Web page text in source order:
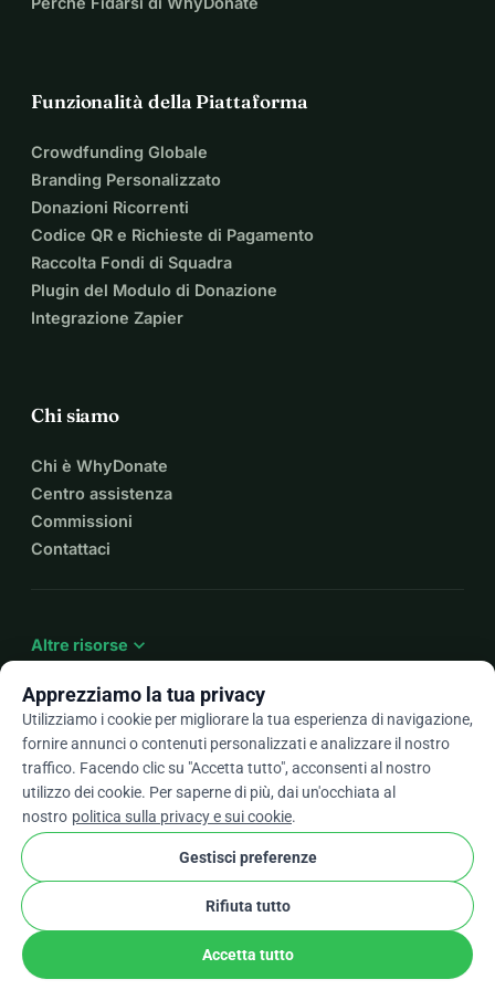
Funzionalità della Piattaforma
Crowdfunding Globale
Branding Personalizzato
Donazioni Ricorrenti
Codice QR e Richieste di Pagamento
Raccolta Fondi di Squadra
Plugin del Modulo di Donazione
Integrazione Zapier
Chi siamo
Chi è WhyDonate
Centro assistenza
Commissioni
Contattaci
Altre risorse expand_more
It arrow_drop_down
★★★★★4,9 / 5 basato su oltre 500 recensioni
WhyDonatePrivacy e cookie
Termini e condizioni
stripe checkPartner Verificato
Apprezziamo la tua privacy
Utilizziamo i cookie per migliorare la tua esperienza di navigazione,
fornire annunci o contenuti personalizzati e analizzare il nostro
traffico. Facendo clic su "Accetta tutto", acconsenti al nostro
utilizzo dei cookie. Per saperne di più, dai un'occhiata al
nostro politica sulla privacy e sui cookie.
Gestisci preferenze
Rifiuta tutto
Accetta tutto